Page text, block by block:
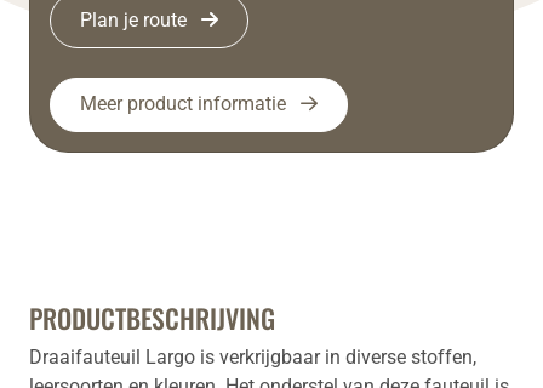
Plan je route
Meer product informatie
PRODUCTBESCHRIJVING
Draaifauteuil Largo is verkrijgbaar in diverse stoffen,